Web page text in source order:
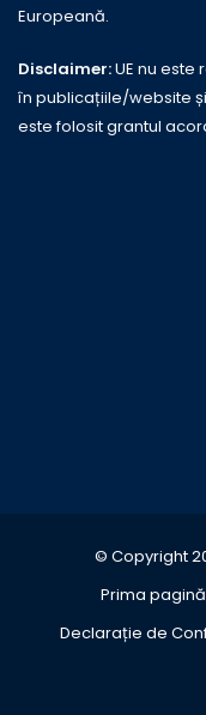
Europeană.
Disclaimer:UE nu
în publicațiile/website
este folosit grantul
© Copyright
Prima pagină
Declarație de